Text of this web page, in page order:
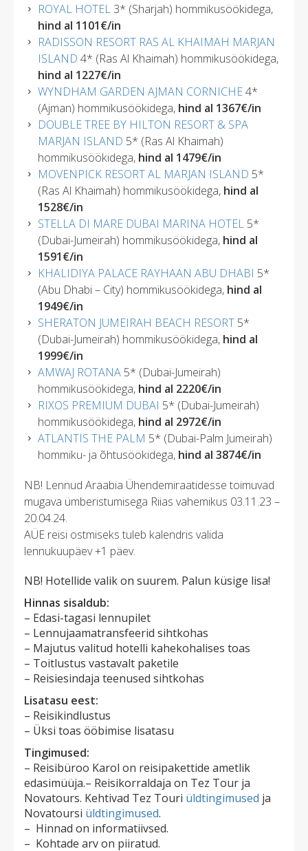
ROYAL HOTEL 3* (Sharjah) hommikusöökidega,
hind al 1101€/in
RADISSON RESORT RAS AL KHAIMAH MARJAN
ISLAND 4* (Ras Al Khaimah) hommikusöökidega,
hind al 1227€/in
WYNDHAM GARDEN AJMAN CORNICHE4*
(Ajman) hommikusöökidega, hind al 1367€/in
DOUBLE TREE BY HILTON RESORT & SPA
MARJAN ISLAND 5* (Ras Al Khaimah)
hommikusöökidega, hind al 1479€/in
MOVENPICK RESORT AL MARJAN ISLAND 5*
(Ras Al Khaimah) hommikusöökidega, hind al
1528€/in
STELLA DI MARE DUBAI MARINA HOTEL 5*
(Dubai-Jumeirah) hommikusöökidega, hind al
1591€/in
KHALIDIYA PALACE RAYHAAN ABU DHABI 5*
(Abu Dhabi – City) hommikusöökidega, hind al
1949€/in
SHERATON JUMEIRAH BEACH RESORT 5*
(Dubai-Jumeirah) hommikusöökidega, hind al
1999€/in
AMWAJ ROTANA 5* (Dubai-Jumeirah)
hommikusöökidega, hind al 2220€/in
RIXOS PREMIUM DUBAI 5* (Dubai-Jumeirah)
hommikusöökidega, hind al 2972€/in
ATLANTIS THE PALM 5* (Dubai-Palm Jumeirah)
hommiku- ja õhtusöökidega, hind al 3874€/in
NB! Lennud Araabia Ühendemiraatidesse toimuvad
mugava ümberistumisega Riias vahemikus 03.11.23 –
20.04.24.
AÜE reisi ostmiseks tuleb kalendris valida
lennukuupäev +1 päev.
NB! Hotellide valik on suurem. Palun küsige lisa!
Hinnas sisaldub:
– Edasi-tagasi lennupilet
– Lennujaamatransfeerid sihtkohas
– Majutus valitud hotelli kahekohalises toas
– Toitlustus vastavalt paketile ​
– Reisiesindaja teenused sihtkohas
Lisatasu eest:
– Reisikindlustus
– Üksi toas ööbimise lisatasu
Tingimused:
– Reisibüroo Karol on reisipakettide ametlik
edasimüüja.– Reisikorraldaja on Tez Tour ja
Novatours. Kehtivad Tez Touri üldtingimused ja
Novatoursi üldtingimused.
– Hinnad on informatiivsed.
– Kohtade arv on piiratud.